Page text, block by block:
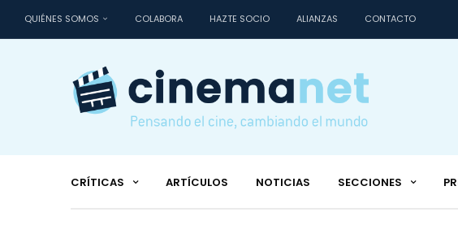
QUIÉNES SOMOS COLABORA HAZTE SOCIO ALIANZAS CONTACTO
CRÍTICAS ARTÍCULOS NOTICIAS SECCIONES